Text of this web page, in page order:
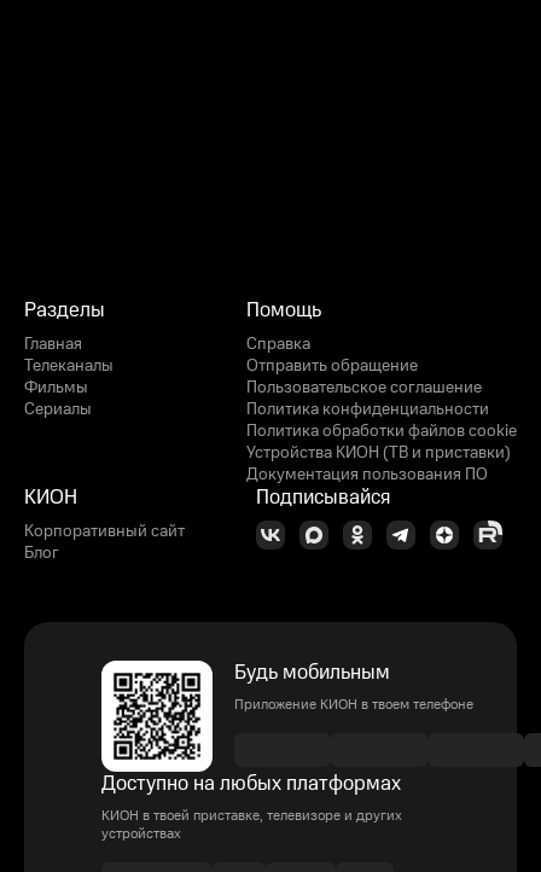
Разделы
Главная
Телеканалы
Фильмы
Сериалы
Помощь
Справка
Отправить обращение
Пользовательское соглашение
Политика конфиденциальности
Политика обработки файлов cookie
Устройства КИОН (ТВ и приставки)
Документация пользования ПО
КИОН
Корпоративный сайт
Блог
Подписывайся
Будь мобильным
Приложение КИОН в твоем телефоне
Доступно на любых платформах
КИОН в твоей приставке, телевизоре и других
устройствах